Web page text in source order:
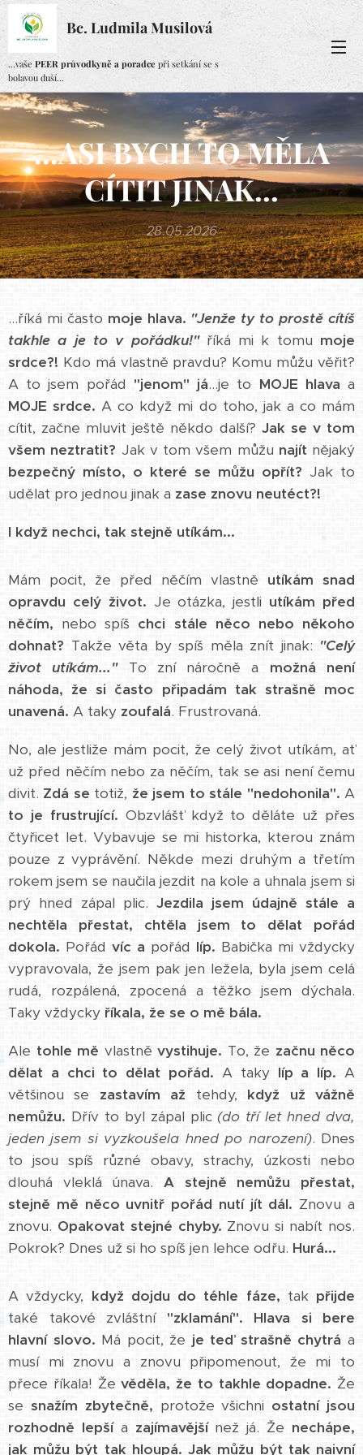
Bc. Ludmila Musilová
...vaše PEER průvodkyně a poradce při setkání se s
bolavou duší...
...ASI BYCH TO MĚLA
CÍTIT JINAK...
28.05.2026
...říká mi často moje hlava. "Jenže ty to prostě cítíš
takhle a je to v pořádku!" říká mi k tomu moje
srdce?! Kdo má vlastně pravdu? Komu můžu věřit?
A to jsem pořád "jenom" já...je to MOJE hlava a
MOJE srdce. A co když mi do toho, jak a co mám
cítit, začne mluvit ještě někdo další? Jak se v tom
všem neztratit? Jak v tom všem můžu najít nějaký
bezpečný místo, o které se můžu opřít? Jak to
udělat pro jednou jinak a zase znovu neutéct?!
I když nechci, tak stejně utíkám...
Mám pocit, že před něčím vlastně utíkám snad
opravdu celý život. Je otázka, jestli utíkám před
něčím, nebo spíš chci stále něco nebo někoho
dohnat? Takže věta by spíš měla znít jinak: "Celý
život utíkám..."To zní náročně a možná není
náhoda, že si často připadám tak strašně moc
unavená. A taky zoufalá. Frustrovaná.
No, ale jestliže mám pocit, že celý život utíkám, ať
už před něčím nebo za něčím, tak se asi není čemu
divit. Zdá se totiž, že jsem to stále "nedohonila". A
to je frustrující. Obzvlášť když to děláte už přes
čtyřicet let. Vybavuje se mi historka, kterou znám
pouze z vyprávění. Někde mezi druhým a třetím
rokem jsem se naučila jezdit na kole a uhnala jsem si
prý hned zápal plic. Jezdila jsem údajně stále a
nechtěla přestat, chtěla jsem to dělat pořád
dokola. Pořád víc a pořád líp. Babička mi vždycky
vypravovala, že jsem pak jen ležela, byla jsem celá
rudá, rozpálená, zpocená a těžko jsem dýchala.
Taky vždycky říkala, že se o mě bála.
Ale tohle mě vlastně vystihuje. To, že začnu něco
dělat a chci to dělat pořád. A taky líp a líp.A
většinou se zastavím až tehdy, když už vážně
nemůžu. Dřív to byl zápal plic (do tří let hned dva,
jeden jsem si vyzkoušela hned po narození). Dnes
to jsou spíš různé obavy, strachy, úzkosti nebo
dlouhá vleklá únava. A stejně nemůžu přestat,
stejně mě něco uvnitř pořád nutí jít dál. Znovu a
znovu. Opakovat stejné chyby. Znovu si nabít nos.
Pokrok? Dnes už si ho spíš jen lehce odřu. Hurá...
A vždycky, když dojdu do téhle fáze, tak přijde
také takové zvláštní "zklamání".
Hlava si bere
hlavní slovo. Má pocit, že je teď strašně chytráa
musí mi znovu a znovu připomenout, že mi to
přece říkala! Ževěděla, že to takhle dopadne. Že
se snažím zbytečně, protože všichni ostatní jsou
rozhodně lepšía zajímavějšínež já. Že nechápe,
jak můžu být tak hloupá. Jak můžu být tak naivní